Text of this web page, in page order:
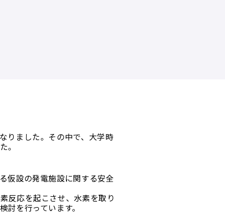
りました。その中で、大学時
。
仮設の発電施設に関する安全
反応を起こさせ、水素を取り
を行っています。